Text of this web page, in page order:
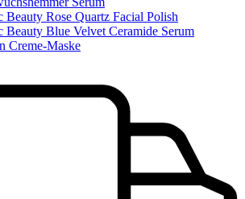
Beauty Rose Quartz Facial Polish
Beauty Blue Velvet Ceramide Serum
Creme-Maske